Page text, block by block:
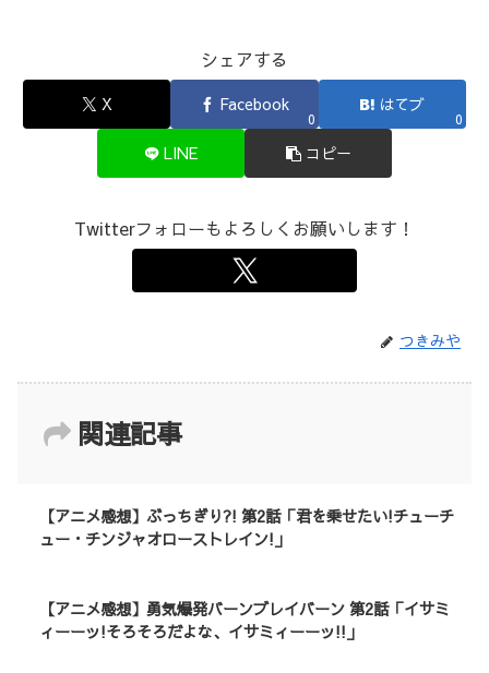
シェアする
X Facebook
0
はてブ
0
LINE コピー
Twitterフォローもよろしくお願いします！
つきみや
関連記事
【アニメ感想】ぶっちぎり?! 第2話「君を乗せたい!チューチ
ュー・チンジャオローストレイン!」
【アニメ感想】勇気爆発バーンブレイバーン 第2話「イサミ
ィーーッ!そろそろだよな、イサミィーーッ!!」